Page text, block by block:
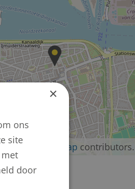
©OpenStreetMap contributors.
×
ons
site
door